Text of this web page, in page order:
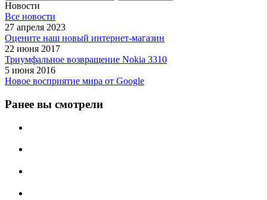
Новости
Все новости
27 апреля 2023
Оцените наш новый интернет-магазин
22 июня 2017
Триумфальное возвращение Nokia 3310
5 июня 2016
Новое восприятие мира от Google
Ранее вы смотрели